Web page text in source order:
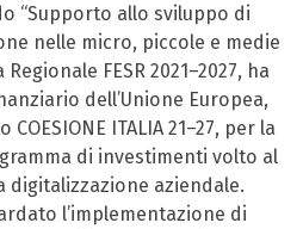
“Supporto allo sviluppo di
nelle micro, piccole e medie
FESR 2021–2027, ha
dell’Unione Europea,
ITALIA 21–27, per la
di investimenti volto al
digitalizzazione aziendale.
l’implementazione di